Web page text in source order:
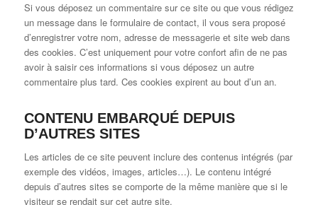
Si vous déposez un commentaire sur ce site ou que vous rédigez
un message dans le formulaire de contact, il vous sera proposé
d’enregistrer votre nom, adresse de messagerie et site web dans
des cookies. C’est uniquement pour votre confort afin de ne pas
avoir à saisir ces informations si vous déposez un autre
commentaire plus tard. Ces cookies expirent au bout d’un an.
CONTENU EMBARQUÉ DEPUIS
D’AUTRES SITES
Les articles de ce site peuvent inclure des contenus intégrés (par
exemple des vidéos, images, articles…). Le contenu intégré
depuis d’autres sites se comporte de la même manière que si le
visiteur se rendait sur cet autre site.